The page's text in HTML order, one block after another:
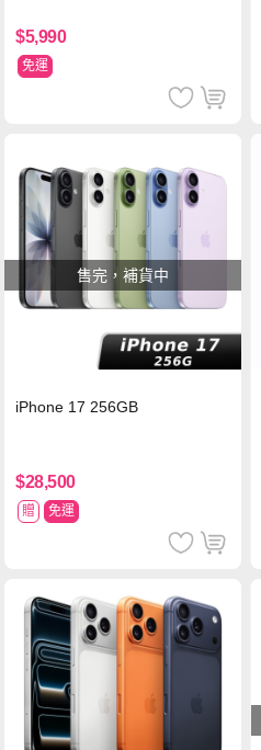
$5,990
免運
售完，補貨中
iPhone 17 256GB
$28,500
贈 免運